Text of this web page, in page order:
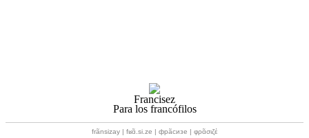
Francisez
Para los francófilos
frãnsizay | fʁɑ̃.si.ze | фрãсизе | φρɑ̃σιζέ